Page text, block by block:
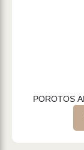
POROTOS